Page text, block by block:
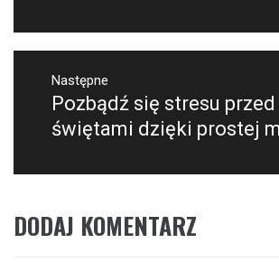
Następne
Następny
post:
Pozbądź się stresu przed
świętami dzięki prostej
DODAJ KOMENTARZ